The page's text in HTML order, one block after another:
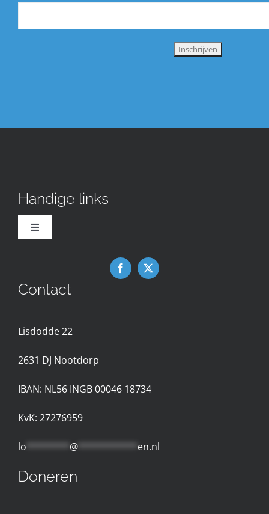
Handige links
Toggle
Nieuws
Contact met de Expertgroep
Gebruiksvoorwaarden
Contact
Lisdodde 22
2631 DJ Nootdorp
IBAN: NL56 INGB 00046 18734
KvK: 27276959
lo ******** @*********** en.nl
Doneren